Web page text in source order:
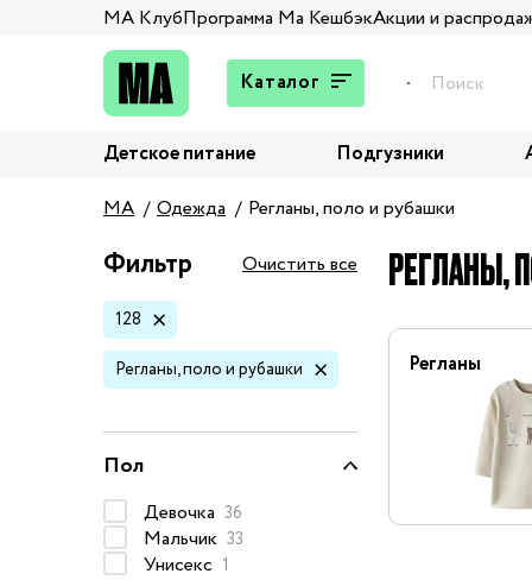
МА КлубПрограмма Ма КешбэкАкции и
Каталог
Брюки и джинсы
Верхняя одежда
Жакеты и пиджаки
Кардиганы и пуловеры
Колготы и носки
Комбинезоны,
комплекты, боди
Костюмы
Купальники и плавки
Нижнее белье
Детское питание Подгузники
MA
Одежда Регланы, поло и рубашки
Фильтр Очистить все
128
Регланы, поло и рубашки
Пол
Девочка 36
Мальчик 33
Унисекс 1
РЕГЛАНЫ,
Регланы